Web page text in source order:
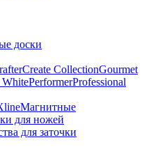
доски
Create CollectionGourmet
WhitePerformerProfessional
Магнитные
для ножей
для заточки